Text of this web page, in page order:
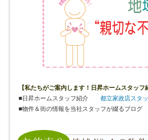
【私たちがご案内します！日昇ホームスタッフ
■日昇ホームスタッフ紹介 都立家政店スタ
■物件＆街の情報を当社スタッフが綴る